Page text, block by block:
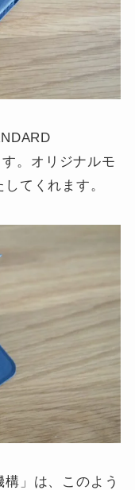
。オリジナルモ
てくれます。
構」は、このよう